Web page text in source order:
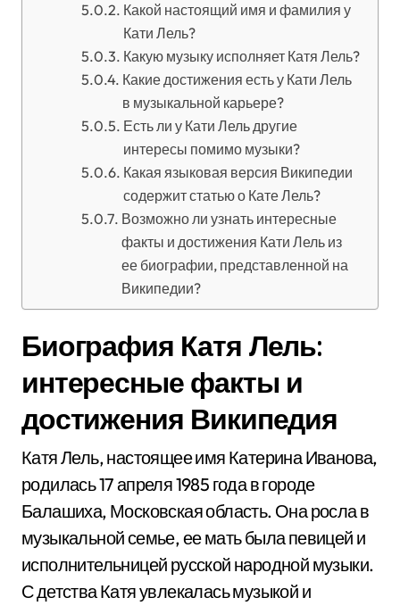
Какой настоящий имя и фамилия у
Кати Лель?
Какую музыку исполняет Катя Лель?
Какие достижения есть у Кати Лель
в музыкальной карьере?
Есть ли у Кати Лель другие
интересы помимо музыки?
Какая языковая версия Википедии
содержит статью о Кате Лель?
Возможно ли узнать интересные
факты и достижения Кати Лель из
ее биографии, представленной на
Википедии?
Биография Катя Лель:
интересные факты и
достижения Википедия
Катя Лель, настоящее имя Катерина Иванова,
родилась 17 апреля 1985 года в городе
Балашиха, Московская область. Она росла в
музыкальной семье, ее мать была певицей и
исполнительницей русской народной музыки.
С детства Катя увлекалась музыкой и